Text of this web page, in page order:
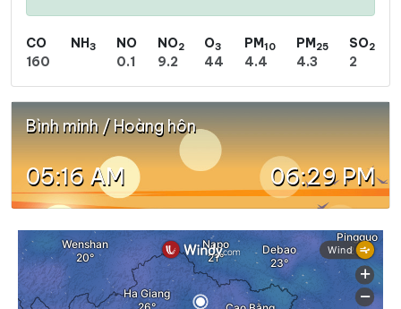
CO
160
NH3
NO
0.1
NO2
9.2
O3
44
PM10
4.4
PM25
4.3
SO2
2
Bình minh / Hoàng hôn
05:16 AM 06:29 PM